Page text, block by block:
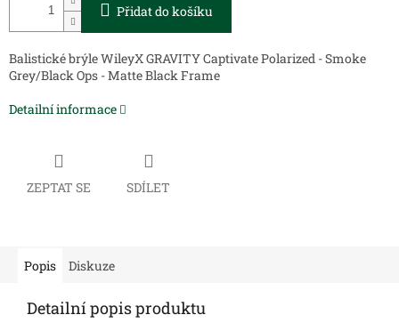
Přidat do košíku
Balistické brýle WileyX GRAVITY Captivate Polarized - Smoke
Grey/Black Ops - Matte Black Frame
Detailní informace
ZEPTAT SE SDÍLET
Popis Diskuze
Detailní popis produktu